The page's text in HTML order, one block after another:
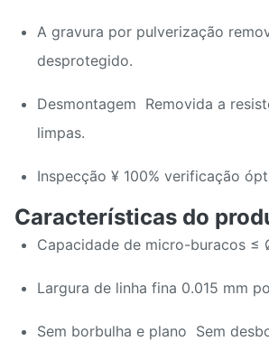
A gravura por pulverização
desprotegido.
Desmontagem ️ Removida a
limpas.
Inspecção ¥ 100% verificação
Características do
Capacidade de micro-buracos ≤
Largura de linha fina 0.015 mm
Sem borbulha e plano ️ Sem